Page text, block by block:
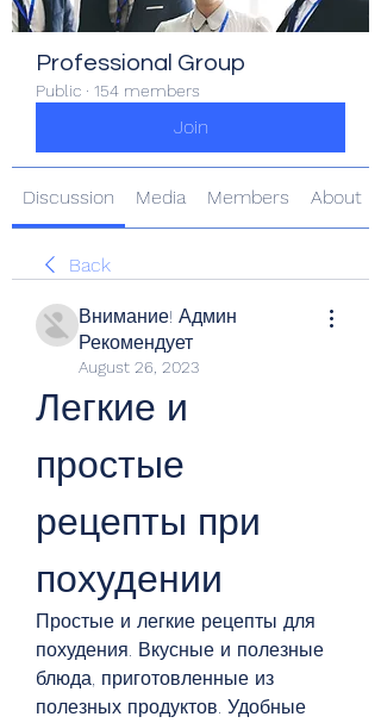
Professional Group
Public · 154 members
Join
Discussion Media Members About
Back
Внимание! Админ
Рекомендует
August 26, 2023
Легкие и
простые
рецепты при
похудении
Простые и легкие рецепты для
похудения. Вкусные и полезные
блюда, приготовленные из
полезных продуктов. Удобные